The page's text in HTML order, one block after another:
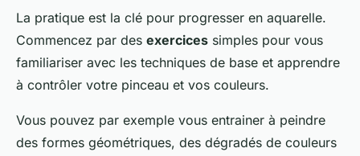
La pratique est la clé pour progresser en aquarelle.
Commencez par des exercices simples pour vous
familiariser avec les techniques de base et apprendre
à contrôler votre pinceau et vos couleurs.
Vous pouvez par exemple vous entrainer à peindre
des formes géométriques, des dégradés de couleurs